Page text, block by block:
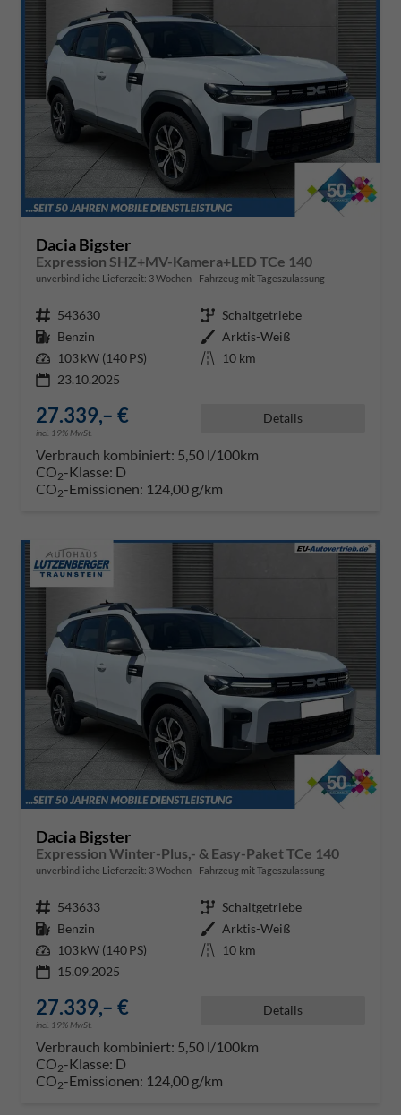
Dacia Bigster
Expression SHZ+MV-Kamera+LED TCe 140
unverbindliche Lieferzeit: 3 Wochen Fahrzeug mit Tageszulassung
Fahrzeugnr. 543630 Getriebe Schaltgetriebe
Kraftstoff Benzin Außenfarbe Arktis-Weiß
Leistung 103 kW (140 PS) Kilometerstand 10 km
23.10.2025
27.339,– €
incl. 19% MwSt.
Details
Verbrauch kombiniert: 5,50 l/100km
CO2-Klasse: D
CO2-Emissionen: 124,00 g/km
Dacia Bigster
Expression Winter-Plus,- & Easy-Paket TCe 140
unverbindliche Lieferzeit: 3 Wochen Fahrzeug mit Tageszulassung
Fahrzeugnr. 543633 Getriebe Schaltgetriebe
Kraftstoff Benzin Außenfarbe Arktis-Weiß
Leistung 103 kW (140 PS) Kilometerstand 10 km
15.09.2025
27.339,– €
incl. 19% MwSt.
Details
Verbrauch kombiniert: 5,50 l/100km
CO2-Klasse: D
CO2-Emissionen: 124,00 g/km